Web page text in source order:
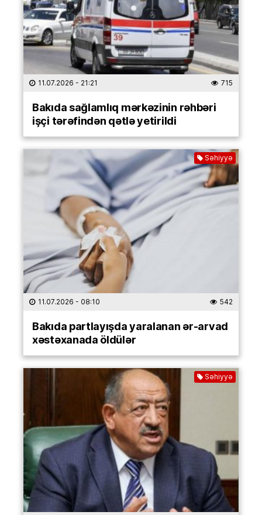
11.07.2026 - 21:21 715
Bakıda sağlamlıq mərkəzinin rəhbəri
işçi tərəfindən qətlə yetirildi
Səhiyyə
11.07.2026 - 08:10 542
Bakıda partlayışda yaralanan ər-arvad
xəstəxanada öldülər
Səhiyyə